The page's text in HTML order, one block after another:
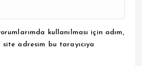
kullanılması için adım,
adresim bu tarayıcıya